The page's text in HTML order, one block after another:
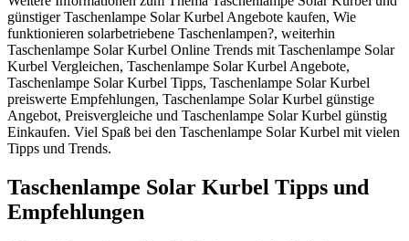
günstiger Taschenlampe Solar Kurbel Angebote kaufen, Wie
funktionieren solarbetriebene Taschenlampen?, weiterhin
Taschenlampe Solar Kurbel Online Trends mit Taschenlampe Solar
Kurbel Vergleichen, Taschenlampe Solar Kurbel Angebote,
Taschenlampe Solar Kurbel Tipps, Taschenlampe Solar Kurbel
preiswerte Empfehlungen, Taschenlampe Solar Kurbel günstige
Angebot, Preisvergleiche und Taschenlampe Solar Kurbel günstig
Einkaufen. Viel Spaß bei den Taschenlampe Solar Kurbel mit vielen
Tipps und Trends.
Taschenlampe Solar Kurbel Tipps und
Empfehlungen